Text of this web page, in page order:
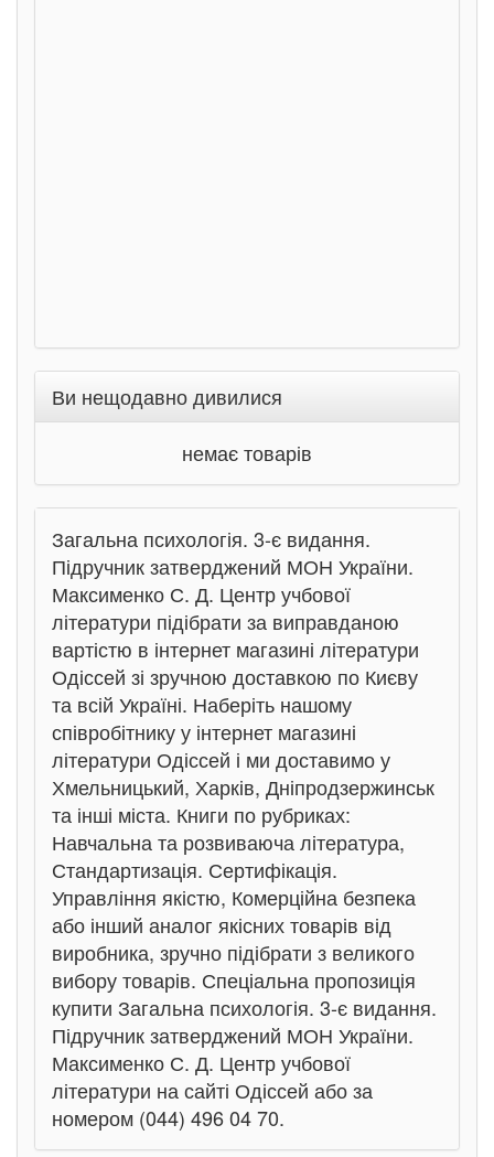
Ви нещодавно дивилися
немає товарів
Загальна психологія. 3-є видання.
Підручник затверджений МОН України.
Максименко С. Д. Центр учбової
літератури підібрати за виправданою
вартістю в інтернет магазині літератури
Одіссей зі зручною доставкою по Києву
та всій Україні. Наберіть нашому
співробітнику у інтернет магазині
літератури Одіссей і ми доставимо у
Хмельницький, Харків, Дніпродзержинськ
та інші міста. Книги по рубриках:
Навчальна та розвиваюча література,
Стандартизація. Сертифікація.
Управління якістю, Комерційна безпека
або інший аналог якісних товарів від
виробника, зручно підібрати з великого
вибору товарів. Спеціальна пропозиція
купити Загальна психологія. 3-є видання.
Підручник затверджений МОН України.
Максименко С. Д. Центр учбової
літератури на сайті Одіссей або за
номером (044) 496 04 70.